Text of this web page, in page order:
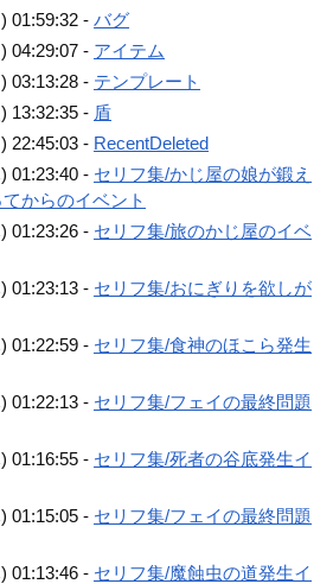
01:59:32 -バグ
04:29:07 - アイテム
03:13:28 - テンプレート
13:32:35 - 盾
22:45:03 - RecentDeleted
01:23:40 - セリフ集/かじ屋の娘が鍛え
からのイベント
01:23:26 - セリフ集/旅のかじ屋のイベ
01:23:13 - セリフ集/おにぎりを欲しが
01:22:59 - セリフ集/食神のほこら発生
01:22:13 - セリフ集/フェイの最終問題
01:16:55 - セリフ集/死者の谷底発生イ
01:15:05 - セリフ集/フェイの最終問題
01:13:46 - セリフ集/魔蝕虫の道発生イ